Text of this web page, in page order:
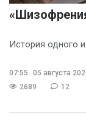
История одного
07:55
05 августа
2689
12